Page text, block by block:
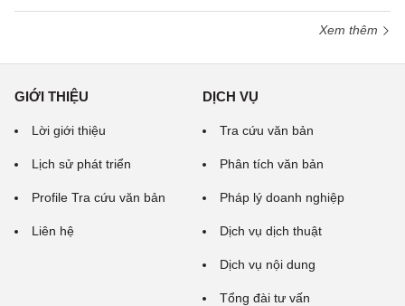
Xem thêm
GIỚI THIỆU
Lời giới thiệu
Lịch sử phát triển
Profile Tra cứu văn bản
Liên hệ
DỊCH VỤ
Tra cứu văn bản
Phân tích văn bản
Pháp lý doanh nghiệp
Dịch vụ dịch thuật
Dịch vụ nội dung
Tổng đài tư vấn